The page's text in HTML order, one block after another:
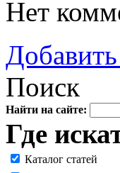
Нет
Поиск
Найти на сайте:
Где
Каталог статей